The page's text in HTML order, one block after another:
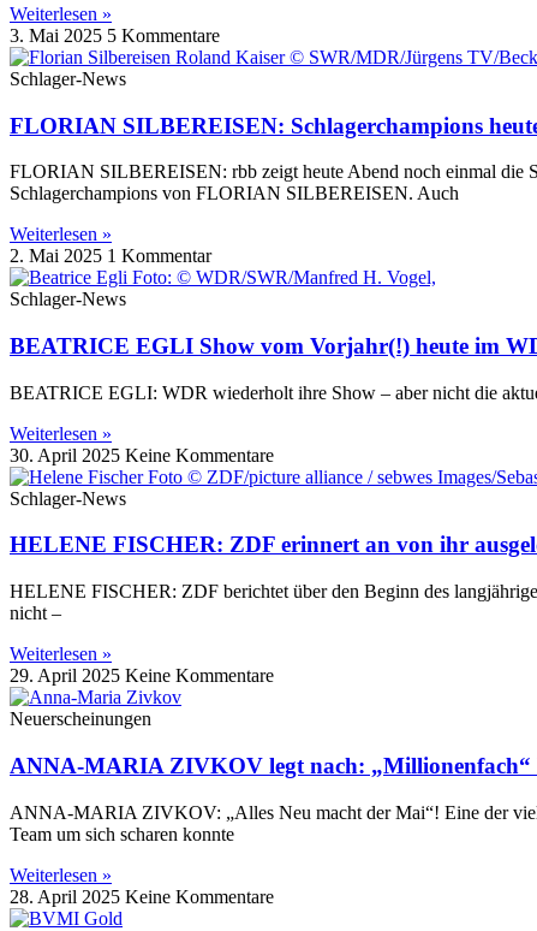
Weiterlesen »
3. Mai 2025 5 Kommentare
Schlager-News
FLORIAN SILBEREISEN: Schlagerchampions
FLORIAN SILBEREISEN: rbb zeigt heute Abend noch einmal die
Schlagerchampions von FLORIAN SILBEREISEN. Auch
Weiterlesen »
2. Mai 2025 1 Kommentar
Schlager-News
BEATRICE EGLI Show vom Vorjahr(!) heute im
BEATRICE EGLI: WDR wiederholt ihre Show – aber nicht die
Weiterlesen »
30. April 2025 Keine Kommentare
Schlager-News
HELENE FISCHER: ZDF erinnert an von ihr
HELENE FISCHER: ZDF berichtet über den Beginn des
nicht –
Weiterlesen »
29. April 2025 Keine Kommentare
Neuerscheinungen
ANNA-MARIA ZIVKOV legt nach: „Millionenfach“
ANNA-MARIA ZIVKOV: „Alles Neu macht der Mai“! Eine der
Team um sich scharen konnte
Weiterlesen »
28. April 2025 Keine Kommentare